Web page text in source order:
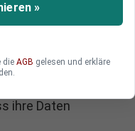
Weitergabe
zu
ihre Daten
»
die AGB gelesen und erkläre